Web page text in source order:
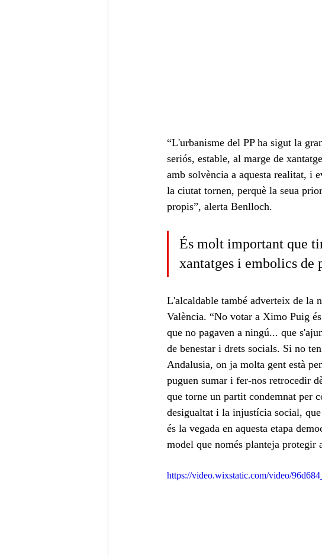
“L'urbanisme del PP ha sigut la
seriós, estable, al marge de
amb solvència a aquesta realitat, i
la ciutat tornen, perquè la seua
propis”, alerta Benlloch.
És molt important que
xantatges i embolics de
L'alcaldable també adverteix de la
València. “No votar a Ximo Puig
que no pagaven a ningú... que
de benestar i drets socials. Si no
Andalusia, on ja molta gent està
puguen sumar i fer-nos retrocedir
que torne un partit condemnat per
desigualtat i la injustícia social,
és la vegada en aquesta etapa
model que només planteja protegir
https://video.wixstatic.com/video/